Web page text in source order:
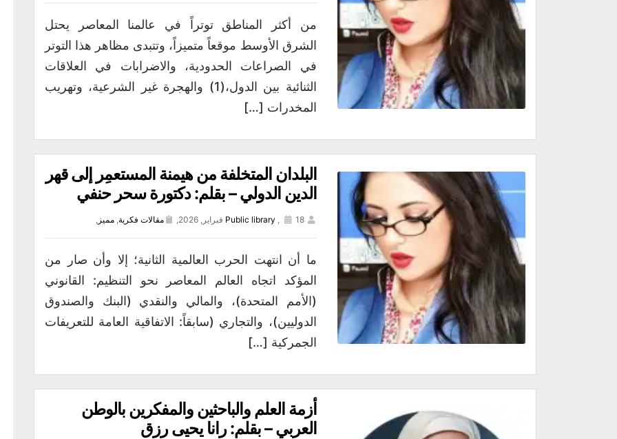
من أكثر المناطق توتراً في عالمنا المعاصر يحتل
الشرق الأوسط موقعاً متميزاً، وتتبدى مظاهر هذا التوتر
في الصراعات الحدودية، والاضرابات في العلاقات
الثنائية بين الدول،(1) والهجرة غير الشرعية، وتهريب
المخدرات […]
البلدان المتخلفة من هيمنة المستعمِر إلى قهر
الدين الدولي – بقلم: دكتورة سحر حنفي
Public library , 18 فبراير, 2026, مقالات فكرية,مميز,
ما أن انتهت الحرب العالمية الثانية؛ إلا وأن صار من
المؤكد اتجاه العالم المعاصر نحو التنظيم: القانوني
(الأمم المتحدة)، والمالي والنقدي (البنك والصندوق
الدوليين)، والتجاري (سابقاً: الاتفاقية العامة للتعريفات
الجمركية […]
أزمة العلم والباحثين والمفكرين بالوطن
العربي – بقلم: رانا يحيى رزق